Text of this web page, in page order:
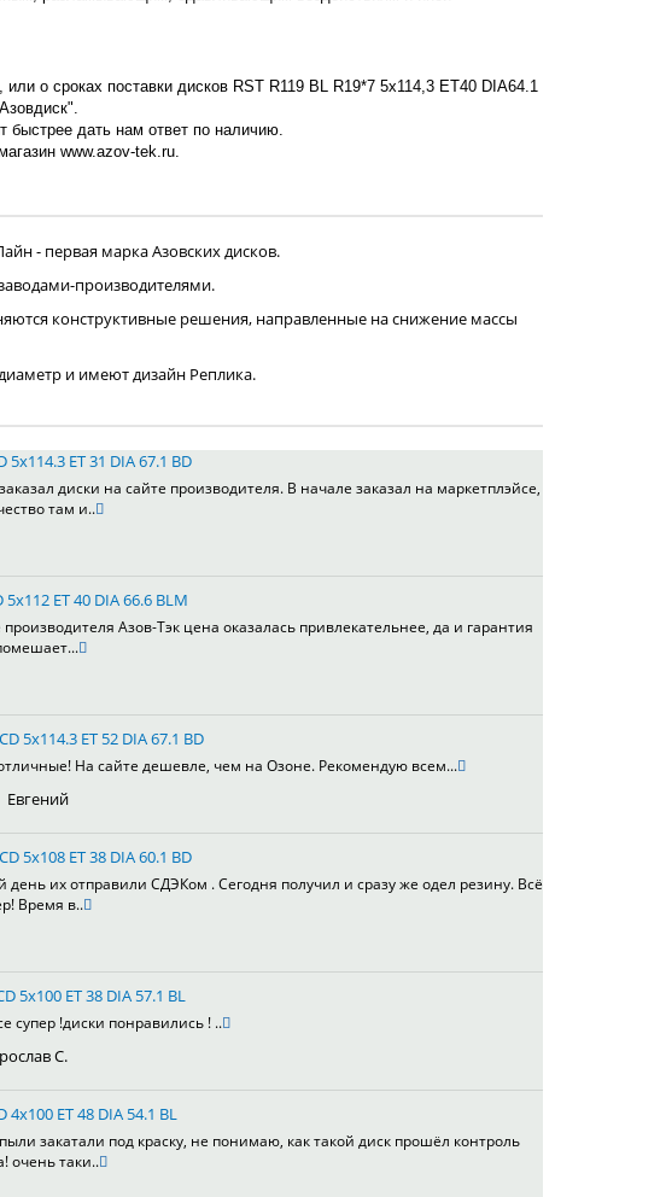
о сроках поставки дисков RST R119 BL R19*7 5x114,3 ET40 DIA64.1
быстрее дать нам ответ по наличию.
www.azov-tek.ru.
- первая марка Азовских дисков.
производителями.
конструктивные решения, направленные на снижение массы
и имеют дизайн Реплика.
5x114.3 ET 31 DIA 67.1 BD
диски на сайте производителя. В начале заказал на маркетплэйсе,
там и..
5x112 ET 40 DIA 66.6 BLM
Азов-Тэк цена оказалась привлекательнее, да и гарантия
5x114.3 ET 52 DIA 67.1 BD
На сайте дешевле, чем на Озоне. Рекомендую всем...
Евгений
5x108 ET 38 DIA 60.1 BD
их отправили СДЭКом . Сегодня получил и сразу же одел резину. Всё
Время в..
5x100 ET 38 DIA 57.1 BL
супер !диски понравились ! ..
С.
4x100 ET 48 DIA 54.1 BL
закатали под краску, не понимаю, как такой диск прошёл контроль
очень таки..